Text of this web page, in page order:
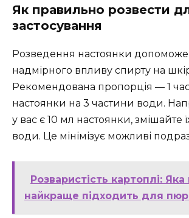
Як правильно розвести
застосування
Розведення настоянки
надмірного впливу спирту на
Рекомендована пропорція — 1
настоянки на 3 частини води.
у вас є 10 мл настоянки, змішайте
води. Це мінімізує можливі
Розваристість картоплі:
найкраще підходить для